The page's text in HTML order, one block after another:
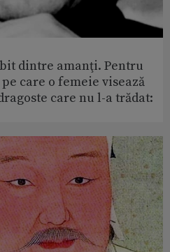
dintre amanţi. Pentru
care o femeie visează
care nu l-a trădat: